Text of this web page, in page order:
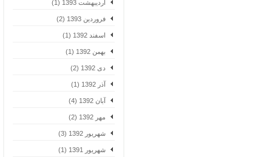
اردیبهشت 1393 (1)
فروردین 1393 (2)
اسفند 1392 (1)
بهمن 1392 (1)
دی 1392 (2)
آذر 1392 (1)
آبان 1392 (4)
مهر 1392 (2)
شهریور 1392 (3)
شهریور 1391 (1)